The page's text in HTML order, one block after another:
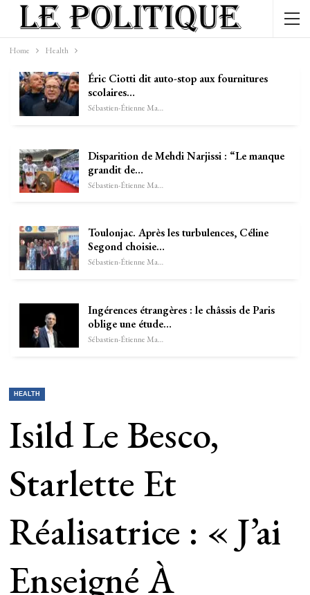
Home Health
Éric Ciotti dit auto-stop aux fournitures
scolaires…
Sébastien-Étienne Marechal
Disparition de Mehdi Narjissi : “Le manque
grandit de…
Sébastien-Étienne Marechal
Toulonjac. Après les turbulences, Céline
Segond choisie…
Sébastien-Étienne Marechal
Ingérences étrangères : le châssis de Paris
oblige une étude…
Sébastien-Étienne Marechal
HEALTH
Isild Le Besco,
Starlette Et
Réalisatrice : « J’ai
Enseigné À